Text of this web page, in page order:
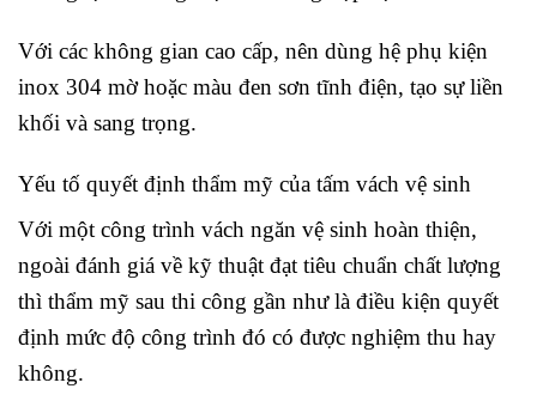
Với các không gian cao cấp, nên dùng hệ phụ kiện
inox 304 mờ hoặc màu đen sơn tĩnh điện, tạo sự liền
khối và sang trọng.
Yếu tố quyết định thẩm mỹ của tấm vách vệ sinh
Với một công trình vách ngăn vệ sinh hoàn thiện,
ngoài đánh giá về kỹ thuật đạt tiêu chuẩn chất lượng
thì thẩm mỹ sau thi công gần như là điều kiện quyết
định mức độ công trình đó có được nghiệm thu hay
không.